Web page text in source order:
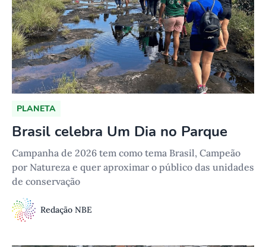
PLANETA
Brasil celebra Um Dia no Parque
Campanha de 2026 tem como tema Brasil, Campeão
por Natureza e quer aproximar o público das unidades
de conservação
Redação NBE